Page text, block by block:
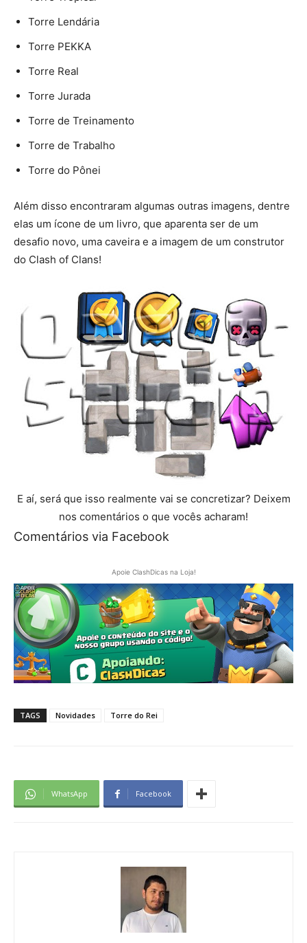
Torre Lendária
Torre PEKKA
Torre Real
Torre Jurada
Torre de Treinamento
Torre de Trabalho
Torre do Pônei
Além disso encontraram algumas outras imagens, dentre
elas um ícone de um livro, que aparenta ser de um
desafio novo, uma caveira e a imagem de um construtor
do Clash of Clans!
E aí, será que isso realmente vai se concretizar? Deixem
nos comentários o que vocês acharam!
Comentários via Facebook
Apoie ClashDicas na Loja!
TAGS Novidades Torre do Rei
WhatsApp Facebook